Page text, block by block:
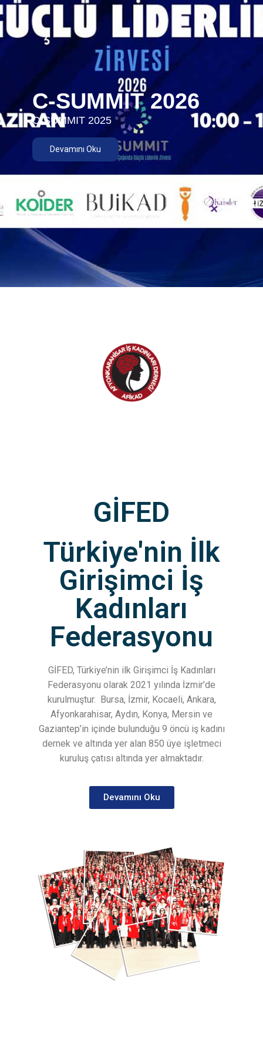
C-SUMMIT 2026
C-SUMMIT 2025
Devamını Oku
GİFED
Türkiye'nin İlk
Girişimci İş
Kadınları
Federasyonu
GİFED, Türkiye’nin ilk Girişimci İş Kadınları
Federasyonu olarak 2021 yılında İzmir’de
kurulmuştur. Bursa, İzmir, Kocaeli, Ankara,
Afyonkarahisar, Aydın, Konya, Mersin ve
Gaziantep’in içinde bulunduğu 9 öncü iş kadını
dernek ve altında yer alan 850 üye işletmeci
kuruluş çatısı altında yer almaktadır.
Devamını Oku